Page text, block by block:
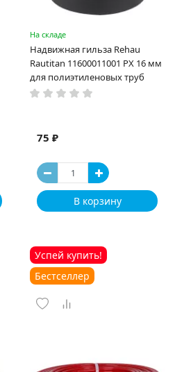
На складе
Надвижная гильза Rehau
Rautitan 11600011001 PX 16 мм
для полиэтиленовых труб
75 ₽
В корзину
Успей купить!
Бестселлер